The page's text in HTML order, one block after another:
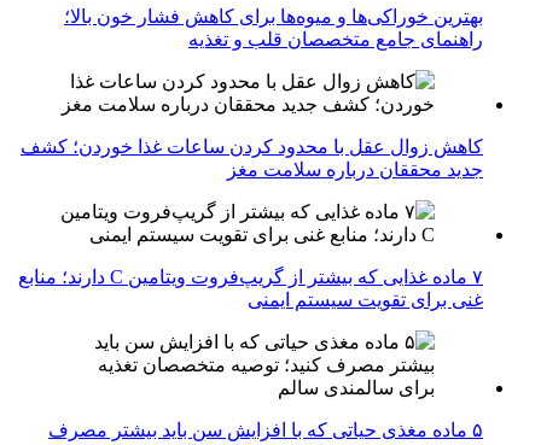
بهترین خوراکی‌ها و میوه‌ها برای کاهش فشار خون بالا؛
راهنمای جامع متخصصان قلب و تغذیه
کاهش زوال عقل با محدود کردن ساعات غذا خوردن؛ کشف
جدید محققان درباره سلامت مغز
۷ ماده غذایی که بیشتر از گریپ‌فروت ویتامین C دارند؛ منابع
غنی برای تقویت سیستم ایمنی
۵ ماده مغذی حیاتی که با افزایش سن باید بیشتر مصرف